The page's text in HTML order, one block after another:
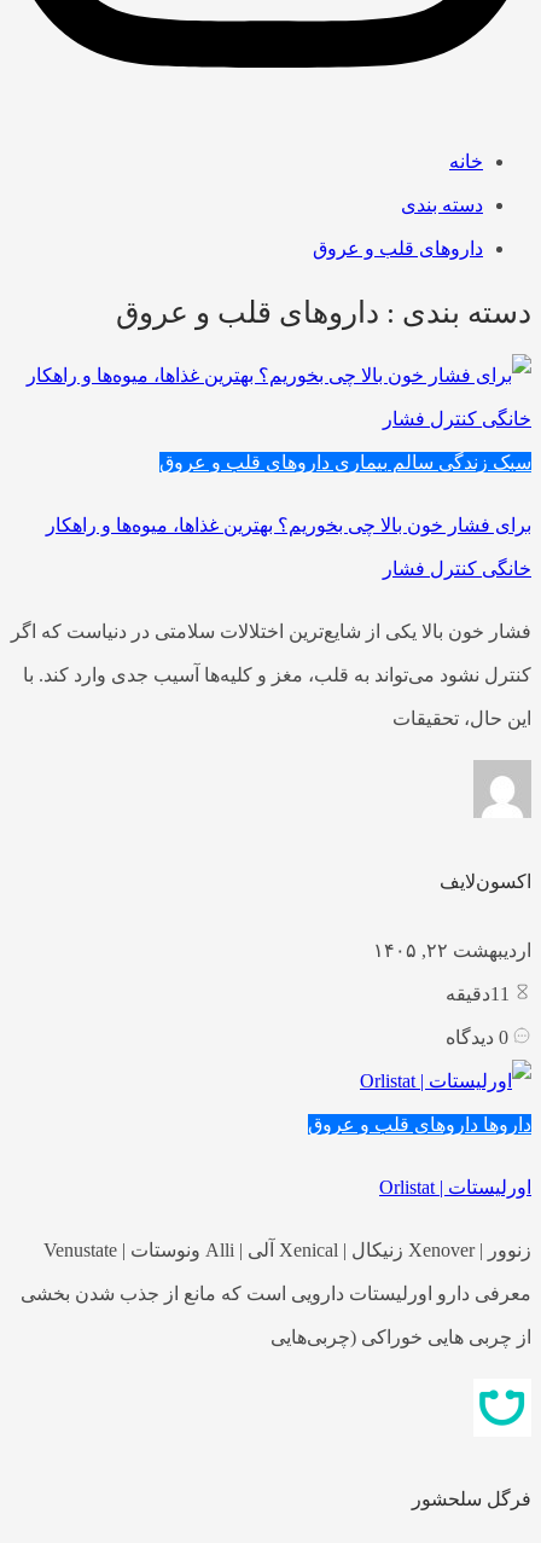
خانه
دسته بندی
داروهای قلب و عروق
دسته بندی : داروهای قلب و عروق
سبک زندگی سالم بیماری داروهای قلب و عروق
برای فشار خون بالا چی بخوریم؟ بهترین غذاها، میوه‌ها و راهکار
خانگی کنترل فشار
فشار خون بالا یکی از شایع‌ترین اختلالات سلامتی در دنیاست که اگر
کنترل نشود می‌تواند به قلب، مغز و کلیه‌ها آسیب جدی وارد کند. با
این حال، تحقیقات
اکسون‌لایف
اردیبهشت ۲۲, ۱۴۰۵
دقیقه
دیدگاه
داروها داروهای قلب و عروق
اورلیستات | Orlistat
زنوور | Xenover زنیکال | Xenical آلی | Alli ونوستات | Venustate
معرفی دارو اورلیستات دارویی است که مانع از جذب شدن بخشی
از چربی هایی خوراکی (چربی‌هایی
فرگل سلحشور